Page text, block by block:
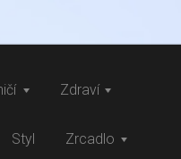
Zdraví
Styl Zrcadlo